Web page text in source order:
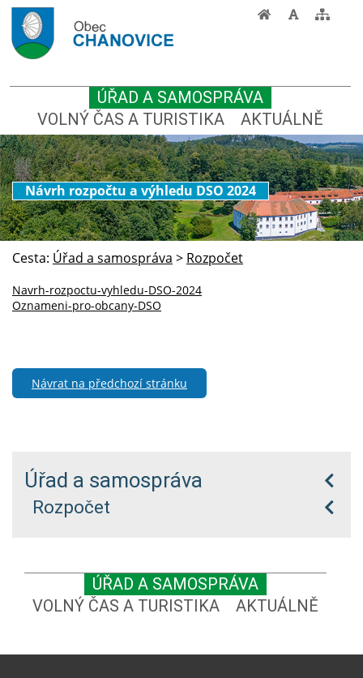
ÚŘAD A SAMOSPRÁVA
VOLNÝ ČAS A TURISTIKA
AKTUÁLNĚ
Návrh rozpočtu a výhledu DSO 2024
Cesta: Úřad a samospráva > Rozpočet
Navrh-rozpoctu-vyhledu-DSO-2024
Oznameni-pro-obcany-DSO
Návrat na předchozí stránku
Úřad a samospráva
Rozpočet
ÚŘAD A SAMOSPRÁVA
VOLNÝ ČAS A TURISTIKA
AKTUÁLNĚ